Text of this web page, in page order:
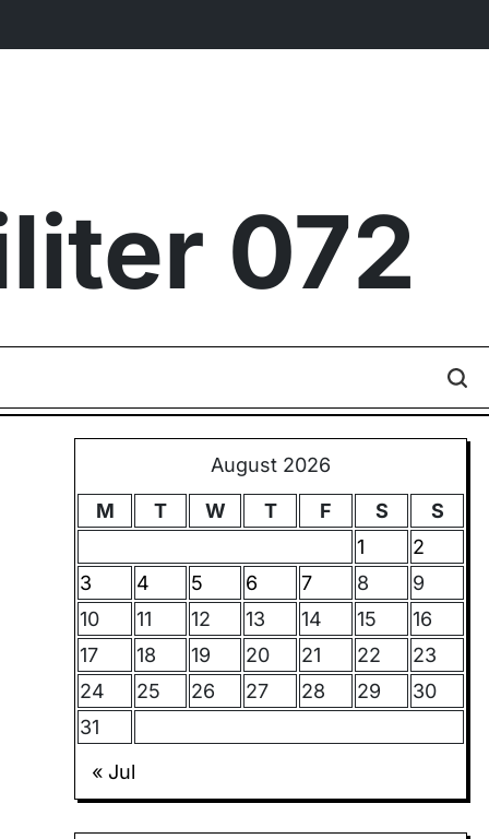
072
August 2026
M
T W T F S
S
1
2
3
4 5 6 7 8
9
10
11 12 13 14 15
16
17
18 19 20 21 22
23
24
25 26 27 28 29
30
31
« Jul